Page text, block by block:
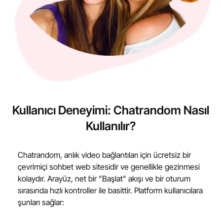
Kullanıcı Deneyimi: Chatrandom Nasıl
Kullanılır?
Chatrandom, anlık video bağlantıları için ücretsiz bir
çevrimiçi sohbet web sitesidir ve genellikle gezinmesi
kolaydır. Arayüz, net bir "Başlat" akışı ve bir oturum
sırasında hızlı kontroller ile basittir. Platform kullanıcılara
şunları sağlar: